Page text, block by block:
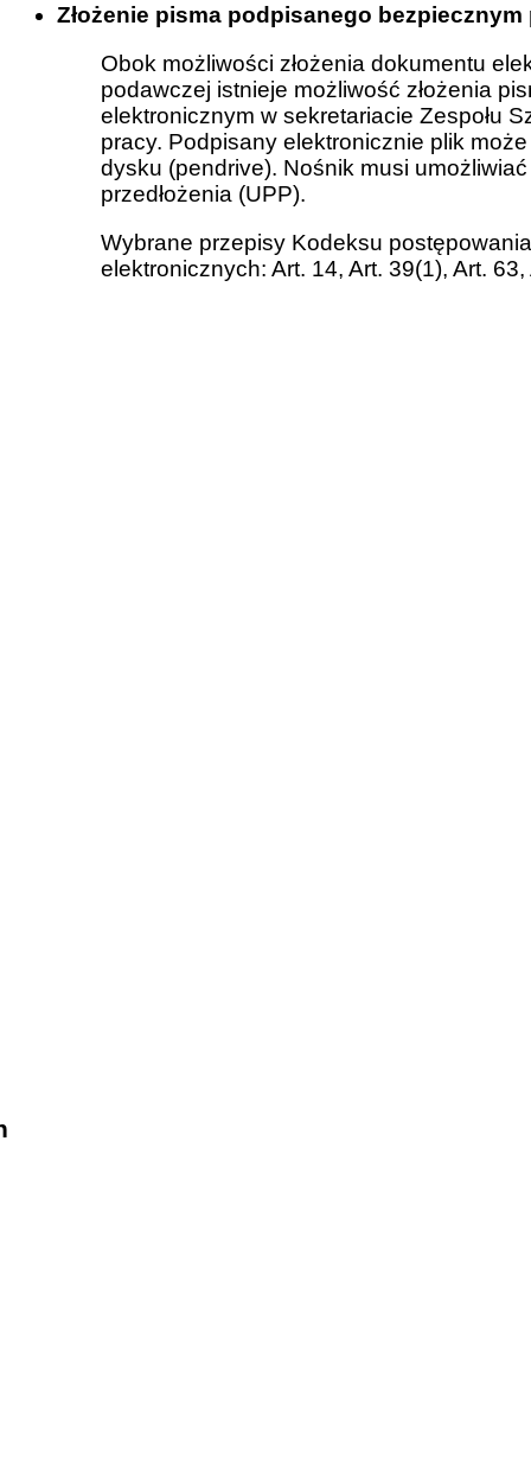
Złożenie pisma podpisanego
Obok możliwości złożenia dokumentu
podawczej istnieje możliwość złożenia
elektronicznym w sekretariacie Zespołu
pracy. Podpisany elektronicznie plik
dysku (pendrive). Nośnik musi
przedłożenia (UPP).
Wybrane przepisy Kodeksu
elektronicznych: Art. 14, Art. 39(1), Art.